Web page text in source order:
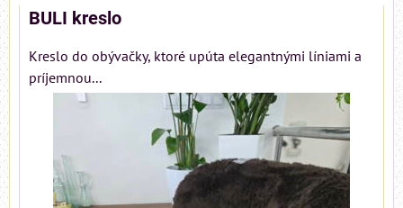
BULI kreslo
Kreslo do obývačky, ktoré upúta elegantnými líniami a
príjemnou...